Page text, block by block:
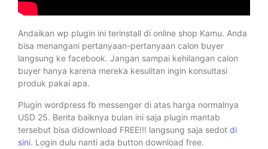
Andaikan wp plugin ini terinstall di online shop Kamu. Anda
bisa menangani pertanyaan-pertanyaan calon buyer
langsung ke facebook. Jangan sampai kehilangan calon
buyer hanya karena mereka kesulitan ingin konsultasi
produk pakai apa.
Plugin wordpress fb messenger di atas harga normalnya
USD 25. Berita baiknya bulan ini saja plugin mantab
tersebut bisa didownload FREE!!! langsung saja sedot di
sini. Login dulu nanti ada button download free.